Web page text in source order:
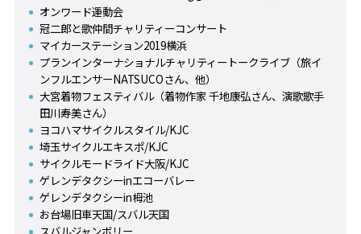
オンワード運動会
冠二郎と歌仲間チャリティーコンサート
マイカーステーション2019横浜
プランインターナショナルチャリティートークライブ（旅イ
ンフルエンサーNATSUCOさん、他）
大宮着物フェスティバル（着物作家 千地康弘さん、演歌歌手
田川寿美さん）
ヨコハマサイクルスタイル/KJC
埼玉サイクルエキスポ/KJC
サイクルモードライド大阪/KJC
ゲレンデタクシーinエコーバレー
ゲレンデタクシーin栂池
お台場旧車天国/スバル天国